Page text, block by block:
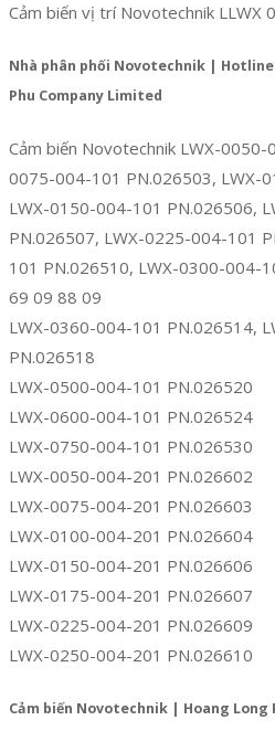
Cảm biến vị trí Novotechnik LLWX
Nhà phân phối Novotechnik | Hotline:
Phu Company Limited
Cảm biến Novotechnik LWX-
0075-004-101 PN.026503, LWX-
LWX-0150-004-101 PN.026506,
PN.026507, LWX-0225-004-101
101 PN.026510, LWX-0300-004-
69 09 88 09
LWX-0360-004-101 PN.026514,
PN.026518
LWX-0500-004-101 PN.026520
LWX-0600-004-101 PN.026524
LWX-0750-004-101 PN.026530
LWX-0050-004-201 PN.026602
LWX-0075-004-201 PN.026603
LWX-0100-004-201 PN.026604
LWX-0150-004-201 PN.026606
LWX-0175-004-201 PN.026607
LWX-0225-004-201 PN.026609
LWX-0250-004-201 PN.026610
Cảm biến Novotechnik | Hoang Long